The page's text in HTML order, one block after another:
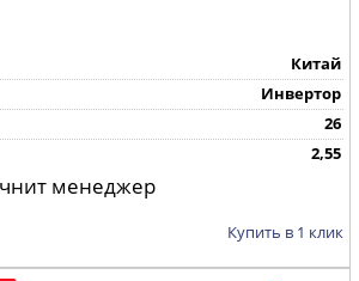
Китай
Инвертор
26
2,55
менеджер
Купить в 1 клик